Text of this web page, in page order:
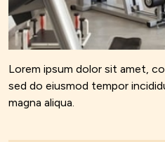
Lorem ipsum dolor sit amet,
sed do eiusmod tempor
magna aliqua.